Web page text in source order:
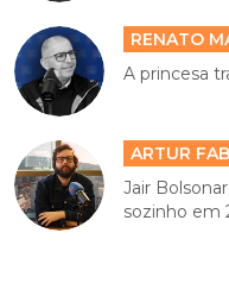
RENATO
A princesa
ARTUR
Jair
sozinho em